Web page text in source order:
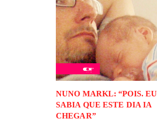
NUNO MARKL: “POIS. EU
SABIA QUE ESTE DIA IA
CHEGAR”